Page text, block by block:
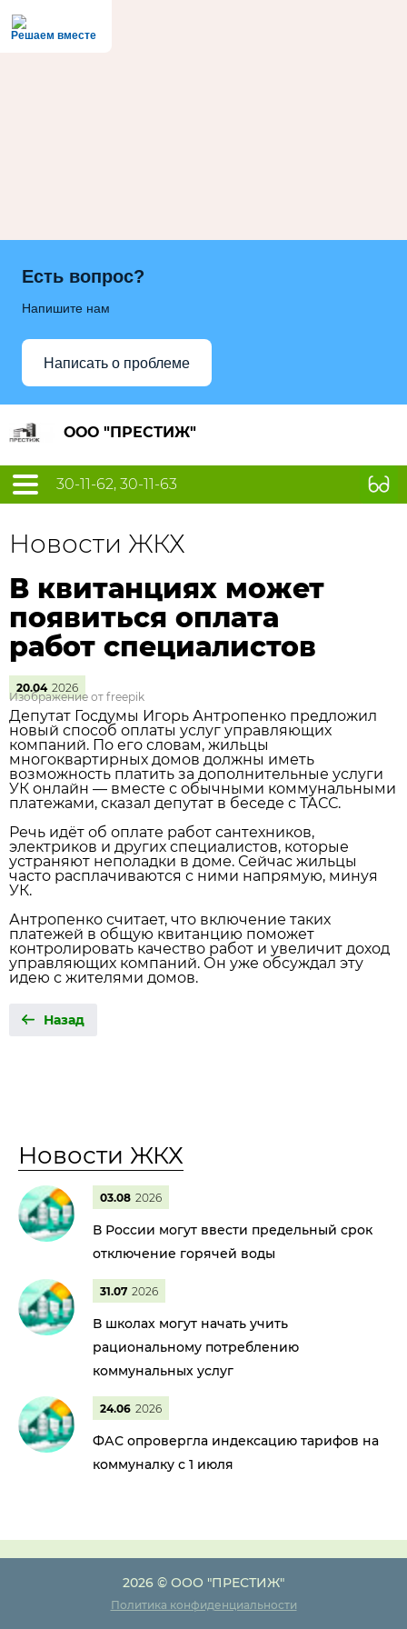
Решаем вместе
Есть вопрос?
Напишите нам
Написать о проблеме
ООО "ПРЕСТИЖ"
30-11-62, 30-11-63
Новости ЖКХ
В квитанциях может
появиться оплата
работ специалистов
20.04 2026
Изображение от freepik
Депутат Госдумы Игорь Антропенко предложил
новый способ оплаты услуг управляющих
компаний. По его словам, жильцы
многоквартирных домов должны иметь
возможность платить за дополнительные услуги
УК онлайн — вместе с обычными коммунальными
платежами, сказал депутат в беседе с ТАСС.
Речь идёт об оплате работ сантехников,
электриков и других специалистов, которые
устраняют неполадки в доме. Сейчас жильцы
часто расплачиваются с ними напрямую, минуя
УК.
Антропенко считает, что включение таких
платежей в общую квитанцию поможет
контролировать качество работ и увеличит доход
управляющих компаний. Он уже обсуждал эту
идею с жителями домов.
Назад
Новости ЖКХ
03.08 2026
В России могут ввести предельный срок
отключение горячей воды
31.07 2026
В школах могут начать учить
рациональному потреблению
коммунальных услуг
24.06 2026
ФАС опровергла индексацию тарифов на
коммуналку с 1 июля
2026 © ООО "ПРЕСТИЖ"
Политика конфиденциальности